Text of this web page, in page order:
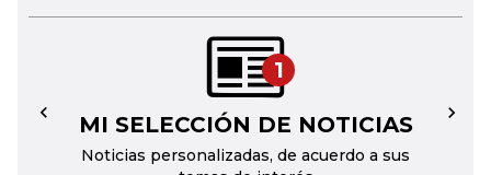
1
MI SELECCIÓN DE NOTICIAS
Noticias personalizadas, de acuerdo a sus
← →